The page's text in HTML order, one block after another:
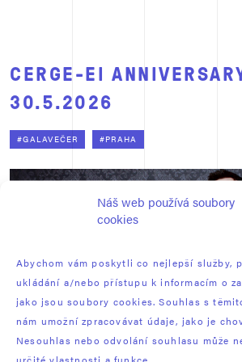
Náš web používá soubory
cookies
Abychom vám poskytli co nejlepší služby,
ukládání a/nebo přístupu k informacím o
jako jsou soubory cookies. Souhlas s
nám umožní zpracovávat údaje, jako je
Nesouhlas nebo odvolání souhlasu může
CERGE-EI
30.5.2026
#GALAVEČER #PRAHA